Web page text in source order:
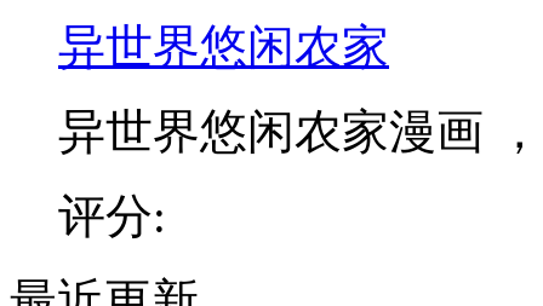
异世界悠闲农家
异世界悠闲农家漫画
评分: